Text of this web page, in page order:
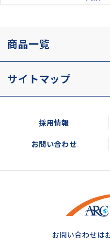
商品一覧
サイトマップ
採用情報
お問い合わせ
お問い合わせは